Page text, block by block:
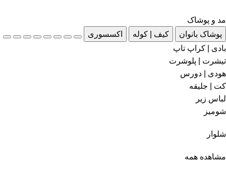
مد و پوشاک
پوشاک بانوان
کیف | کوله
اکسسوری
بادی | کراپ تاپ
تیشرت | پلوشرت
هودی | دورس
کت | جلیقه
لباس زیر
شومیز
شلوار
مشاهده همه